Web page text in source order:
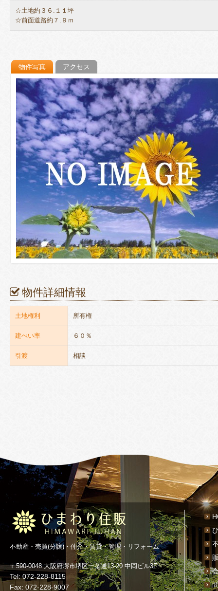
☆土地約３６.１１坪
☆前面道路約７.９ｍ
物件写真 アクセス
物件詳細情報
土地権利 所有権
建ぺい率 ６０％
引渡 相談
不動産・売買(分譲)・仲介・賃貸・管理・リフォーム
〒590-0048 大阪府堺市堺区一条通13-20 中岡ビル3F
Tel: 072-228-8115
Fax: 072-228-9007